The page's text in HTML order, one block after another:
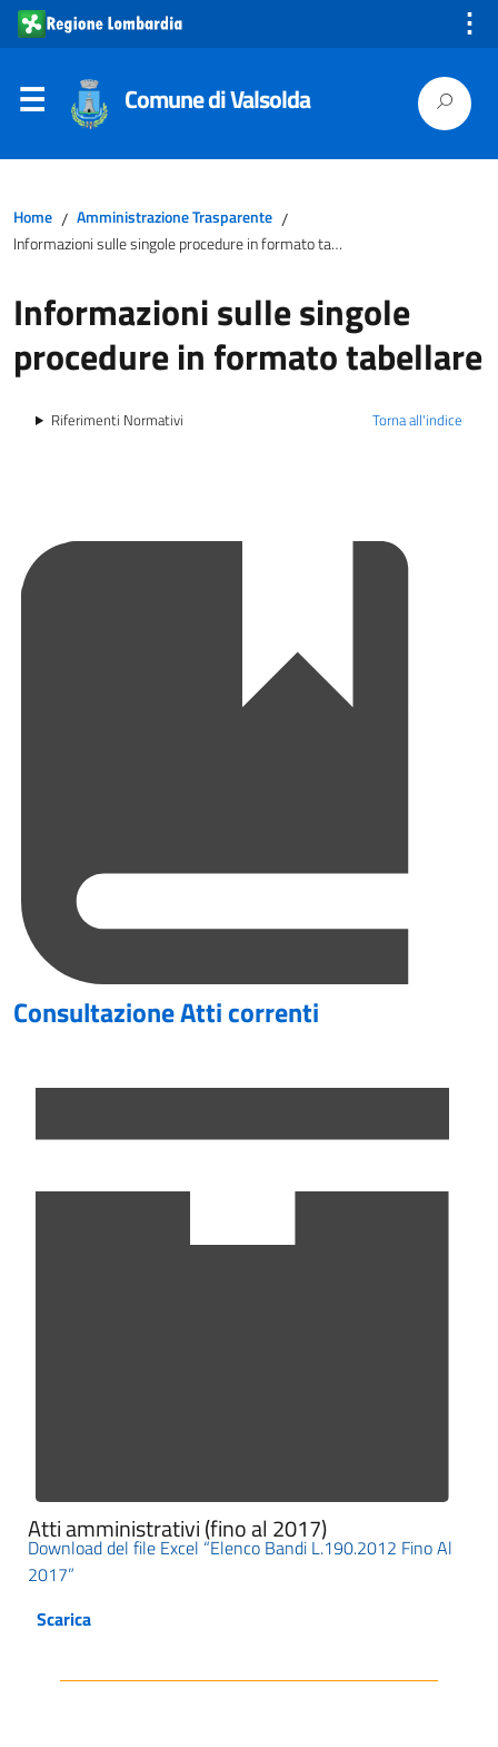
⋮
Comune di Valsolda
Home / Amministrazione Trasparente /
Informazioni sulle singole procedure in formato tabellare
Informazioni sulle singole
procedure in formato tabellare
Torna all'indice
Riferimenti Normativi
Consultazione Atti correnti
Atti amministrativi (fino al 2017)
Download del file Excel “Elenco Bandi L.190.2012 Fino Al
2017”
Scarica